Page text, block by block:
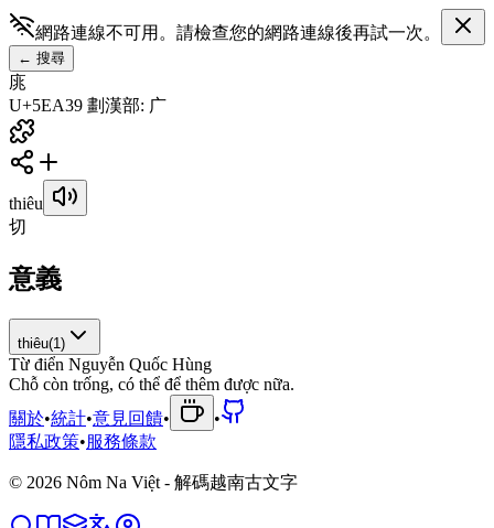
網路連線不可用。請檢查您的網路連線後再試一次。
← 搜尋
庣
U+5EA39 劃漢部: 广
thiêu
切
意義
thiêu(1 )
Từ điển Nguyễn Quốc Hùng
Chỗ còn trống, có thể để thêm được nữa.
關於•統計•意見回饋•
•
隱私政策•服務條款
© 2026 Nôm Na Việt - 解碼越南古文字